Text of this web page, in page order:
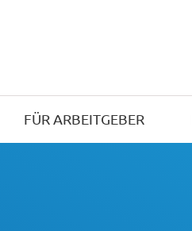
FÜR ARBEITGEBER